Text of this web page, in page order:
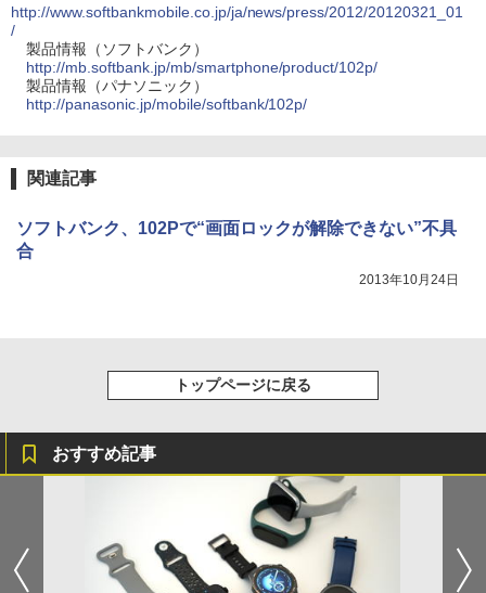
http://www.softbankmobile.co.jp/ja/news/press/2012/20120321_01
/
製品情報（ソフトバンク）
http://mb.softbank.jp/mb/smartphone/product/102p/
製品情報（パナソニック）
http://panasonic.jp/mobile/softbank/102p/
関連記事
ソフトバンク、102Pで“画面ロックが解除できない”不具
合
2013年10月24日
トップページに戻る
おすすめ記事